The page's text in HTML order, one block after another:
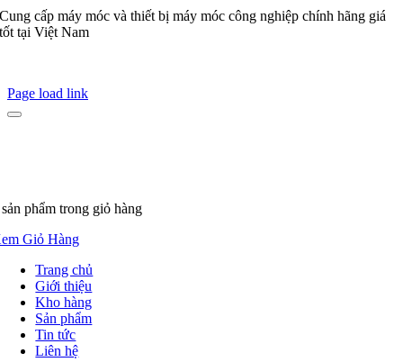
Cung cấp máy móc và thiết bị máy móc công nghiệp chính hãng giá
tốt tại Việt Nam
Page load link
phẩm trong giỏ hàng
Giỏ Hàng
Trang chủ
Giới thiệu
Kho hàng
Sản phẩm
Tin tức
Liên hệ